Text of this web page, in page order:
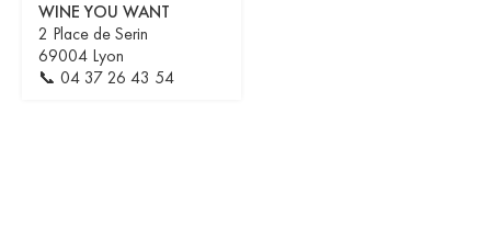
WINE YOU WANT
2 Place de Serin
69004 Lyon
📞 04 37 26 43 54